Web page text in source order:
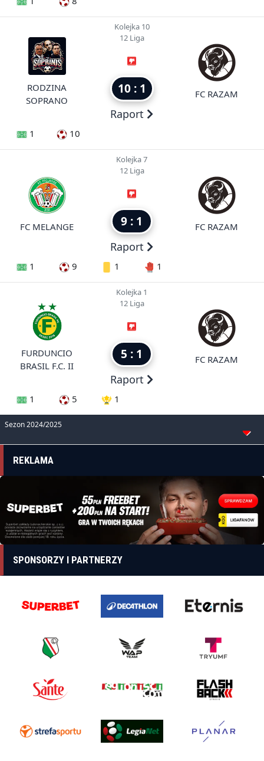
RODZINA
SOPRANO
Kolejka 10
12 Liga
10 : 1
Raport
FC RAZAM
1 10
FC MELANGE
Kolejka 7
12 Liga
9 : 1
Raport
FC RAZAM
1 9 1 1
FURDUNCIO
BRASIL F.C. II
Kolejka 1
12 Liga
5 : 1
Raport
FC RAZAM
1 5 1
Sezon 2024/2025
REKLAMA
SPONSORZY I PARTNERZY